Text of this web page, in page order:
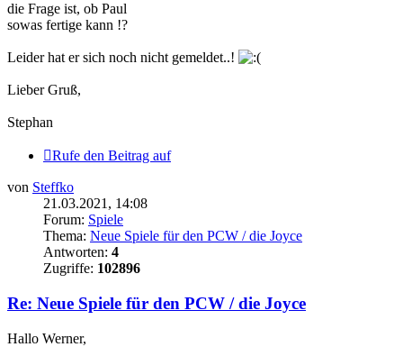
die Frage ist, ob Paul
sowas fertige kann !?
Leider hat er sich noch nicht gemeldet..!
Lieber Gruß,
Stephan
Rufe den Beitrag auf
von Steffko
21.03.2021, 14:08
Forum: Spiele
Thema: Neue Spiele für den PCW / die Joyce
Antworten: 4
Zugriffe: 102896
Re: Neue Spiele für den PCW / die Joyce
Hallo Werner,